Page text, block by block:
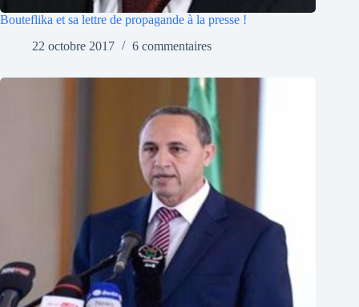
Bouteflika et sa lettre de propagande à la presse !
22 octobre 2017
6 commentaires